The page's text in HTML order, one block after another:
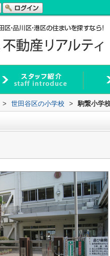
> 世田谷区の小学校 > 駒繋小学